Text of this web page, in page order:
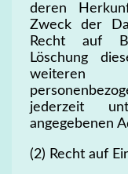
deren
Zweck der
Recht auf
Löschung
weiteren
jederzeit
angegebenen
(2) Recht auf